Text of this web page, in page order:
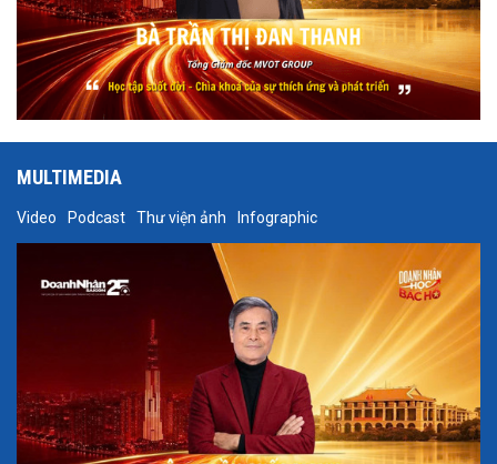
MULTIMEDIA
Video Podcast Thư viện ảnh Infographic